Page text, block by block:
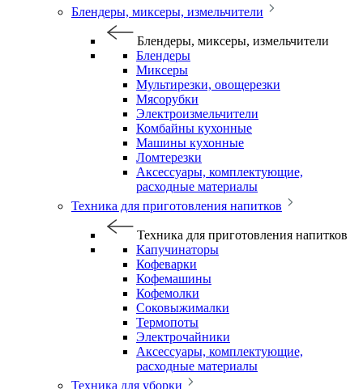
Блендеры, миксеры, измельчители
Блендеры, миксеры, измельчители
Блендеры
Миксеры
Мультирезки, овощерезки
Мясорубки
Электроизмельчители
Комбайны кухонные
Машины кухонные
Ломтерезки
Аксессуары, комплектующие,
расходные материалы
Техника для приготовления напитков
Техника для приготовления напитков
Капучинаторы
Кофеварки
Кофемашины
Кофемолки
Соковыжималки
Термопоты
Электрочайники
Аксессуары, комплектующие,
расходные материалы
Техника для уборки